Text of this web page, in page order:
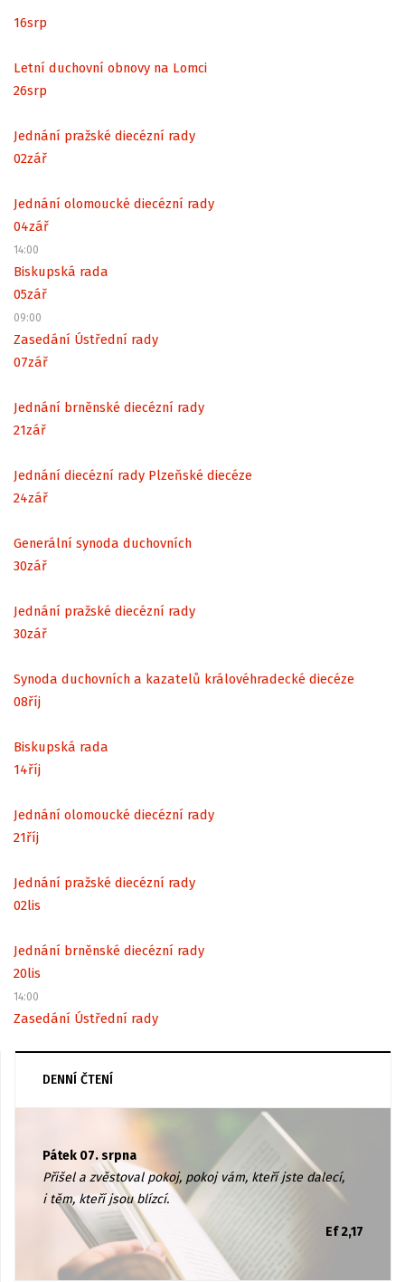
16srp
Letní duchovní obnovy na Lomci
26srp
Jednání pražské diecézní rady
02zář
Jednání olomoucké diecézní rady
04zář
14:00
Biskupská rada
05zář
09:00
Zasedání Ústřední rady
07zář
Jednání brněnské diecézní rady
21zář
Jednání diecézní rady Plzeňské diecéze
24zář
Generální synoda duchovních
30zář
Jednání pražské diecézní rady
30zář
Synoda duchovních a kazatelů královéhradecké diecéze
08říj
Biskupská rada
14říj
Jednání olomoucké diecézní rady
21říj
Jednání pražské diecézní rady
02lis
Jednání brněnské diecézní rady
20lis
14:00
Zasedání Ústřední rady
DENNÍ ČTENÍ
Pátek 07. srpna
Přišel a zvěstoval pokoj, pokoj vám, kteří jste dalecí,
i těm, kteří jsou blízcí.
Ef 2,17